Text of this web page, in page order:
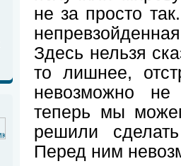
не за просто
Здесь нельзя
то лишнее,
невозможно
теперь мы
решили
Перед ним